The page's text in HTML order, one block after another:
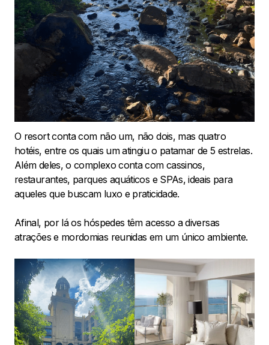
O resort conta com não um, não dois, mas quatro
hotéis, entre os quais um atingiu o patamar de 5 estrelas.
Além deles, o complexo conta com cassinos,
restaurantes, parques aquáticos e SPAs, ideais para
aqueles que buscam luxo e praticidade.
Afinal, por lá os hóspedes têm acesso a diversas
atrações e mordomias reunidas em um único ambiente.